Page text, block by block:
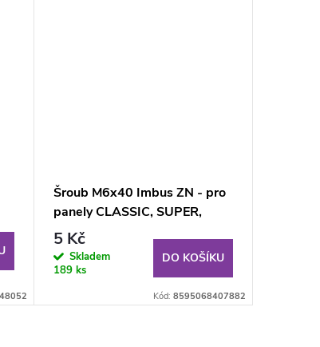
Šroub M6x40 Imbus ZN - pro
panely CLASSIC, SUPER,
SUPER STRONG
5 Kč
Skladem
189 ks
DO KOŠÍKU
Kód: 8595068407882